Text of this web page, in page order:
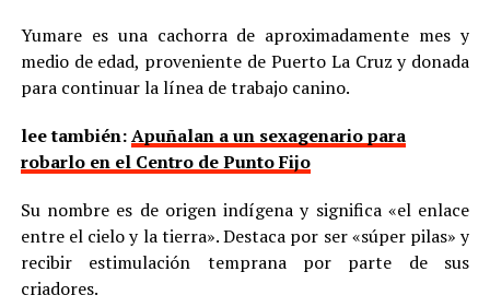
Yumare es una cachorra de aproximadamente mes y
medio de edad, proveniente de Puerto La Cruz y donada
para continuar la línea de trabajo canino.
lee también:Apuñalan a un sexagenario para
robarlo en el Centro de Punto Fijo
Su nombre es de origen indígena y significa «el enlace
entre el cielo y la tierra». Destaca por ser «súper pilas» y
recibir estimulación temprana por parte de sus
criadores.